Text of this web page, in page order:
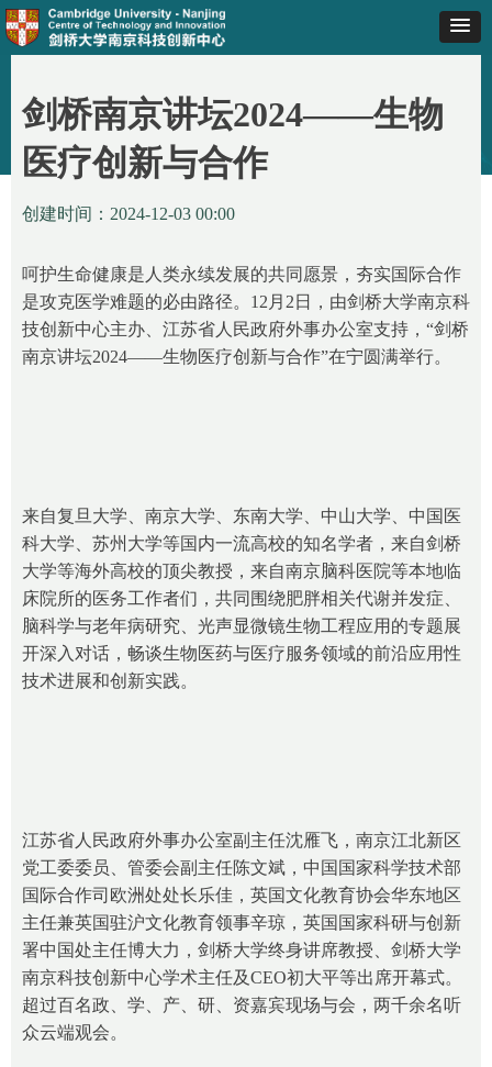
首页 ꄲ 剑桥南京讲坛2024——生物医疗创新与合作
创建时间： 2024-12-03 00:00
剑桥南京讲坛2024——生物
医疗创新与合作
呵护生命健康是人类永续发展的共同愿景，夯实国际合作
是攻克医学难题的必由路径。12月2日，由剑桥大学南京科
技创新中心主办、江苏省人民政府外事办公室支持，“剑桥
南京讲坛2024——生物医疗创新与合作”在宁圆满举行。
来自复旦大学、南京大学、东南大学、中山大学、中国医
科大学、苏州大学等国内一流高校的知名学者，来自剑桥
大学等海外高校的顶尖教授，来自南京脑科医院等本地临
床院所的医务工作者们，共同围绕肥胖相关代谢并发症、
脑科学与老年病研究、光声显微镜生物工程应用的专题展
开深入对话，畅谈生物医药与医疗服务领域的前沿应用性
技术进展和创新实践。
江苏省人民政府外事办公室副主任沈雁飞，南京江北新区
党工委委员、管委会副主任陈文斌，中国国家科学技术部
国际合作司欧洲处处长乐佳，英国文化教育协会华东地区
主任兼英国驻沪文化教育领事辛琼，英国国家科研与创新
署中国处主任博大力，剑桥大学终身讲席教授、剑桥大学
南京科技创新中心学术主任及CEO初大平等出席开幕式。
超过百名政、学、产、研、资嘉宾现场与会，两千余名听
众云端观会。